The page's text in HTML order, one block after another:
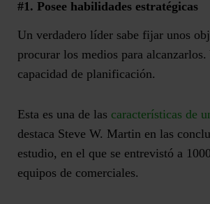
#1. Posee habilidades estratégicas
Un verdadero líder sabe fijar unos
procurar los medios para alcanzarlos.
capacidad de planificación.
Esta es una de las características de
destaca Steve W. Martin en las
estudio, en el que se entrevistó a
equipos de comerciales.